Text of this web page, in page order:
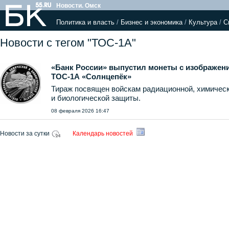
Новости. Омск
Политика и власть / Бизнес и экономика/ Культура/
Новости с тегом "ТОС-1А"
«Банк России» выпустил монеты с
ТОС-1А «Солнцепёк»
Тираж посвящен войскам радиационной,
и биологической защиты.
08 февраля 2026 16:47
Новости за сутки Календарь новостей